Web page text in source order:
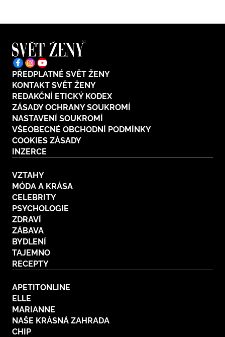
PŘEDPLATNÉ SVĚT ŽENY
KONTAKT SVĚT ŽENY
REDAKČNÍ ETICKÝ KODEX
ZÁSADY OCHRANY SOUKROMÍ
NASTAVENÍ SOUKROMÍ
VŠEOBECNÉ OBCHODNÍ PODMÍNKY
COOKIES ZÁSADY
INZERCE
VZTAHY
MÓDA A KRÁSA
CELEBRITY
PSYCHOLOGIE
ZDRAVÍ
ZÁBAVA
BYDLENÍ
TAJEMNO
RECEPTY
APETITONLINE
ELLE
MARIANNE
NAŠE KRÁSNÁ ZAHRADA
CHIP